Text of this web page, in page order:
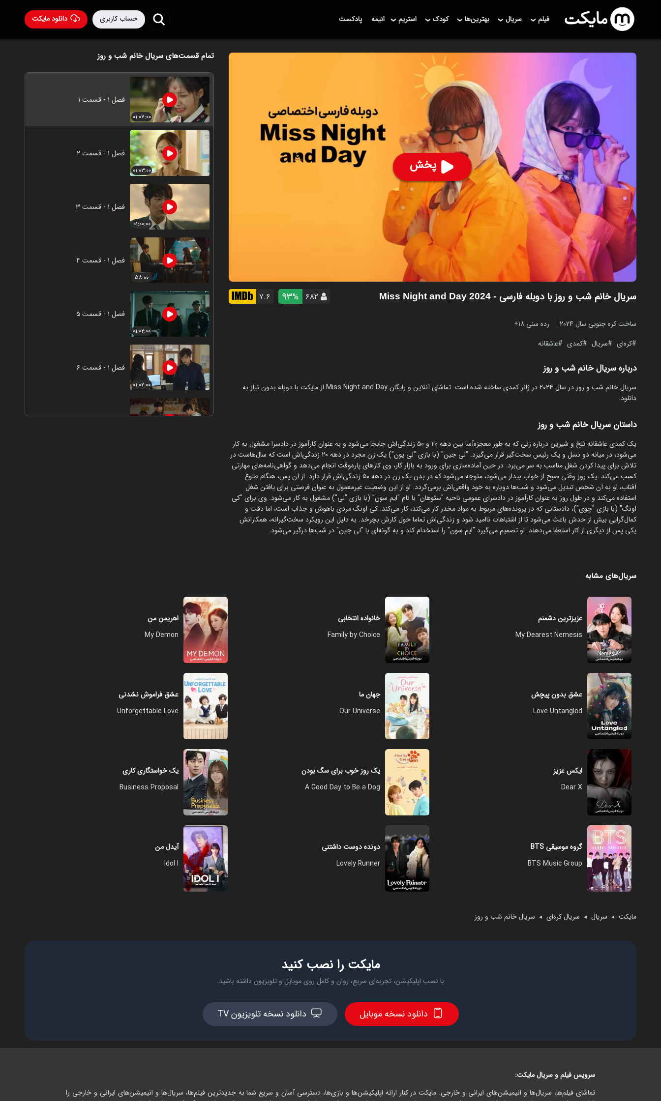
دانلود مایکت حساب کاربری فیلم سریال بهترین‌ها کودک استریم انیمه پادکست
پخش
سریال خانم شب و روز با دوبله فارسی - Miss Night and Day 2024 ۶۸۲ 93% ۷.۶
ساخت کره جنوبی سال 2024
رده سنی ۱۸+
کره‌ای
سریال کمدی عاشقانه
درباره سریال خانم شب و روز
سریال خانم شب و روز در سال 2024 در ژانر کمدی ساخته شده است. تماشای آنلاین و رایگان Miss Night and Day از مایکت با دوبله بدون نیاز به
دانلود.
داستان سریال خانم شب و روز
یک کمدی عاشقانه تلخ و شیرین درباره زنی که به طور معجزه‌آسا بین دهه ۲۰ و ۵۰ زندگی‌اش جابجا می‌شود و به عنوان کارآموز در دادسرا مشغول به کار
می‌شود، در میانه دو نسل و یک رئیس سخت‌گیر قرار می‌گیرد. "لی جین" (با بازی "لی یون") یک زن مجرد در دهه ۲۰ زندگی‌اش است که سال‌هاست در
تلاش برای پیدا کردن شغل مناسب به سر می‌برد. در حین آماده‌سازی برای ورود به بازار کار، وی کارهای پاره‌وقت انجام می‌دهد و گواهی‌نامه‌های مهارتی
کسب می‌کند. یک روز وقتی صبح از خواب بیدار می‌شود، متوجه می‌شود که در بدن یک زن در دهه ۵۰ زندگی‌اش قرار دارد. از آن پس، هنگام طلوع
آفتاب، او به آن شخص تبدیل می‌شود و شب‌ها دوباره به خود واقعی‌اش برمی‌گردد. او از این وضعیت غیرمعمول به عنوان فرصتی برای یافتن شغل
استفاده می‌کند و در طول روز به عنوان کارآموز در دادسرای عمومی ناحیه "سئوهان" با نام "ایم سون" (با بازی "لی") مشغول به کار می‌شود. وی برای "کی
اونگ" (با بازی "چوی")، دادستانی که در پرونده‌های مربوط به مواد مخدر کار می‌کند، کار می‌کند. کی اونگ مردی باهوش و جذاب است، اما دقت و
کمال‌گرایی بیش از حدش باعث می‌شود تا از اشتباهات ناامید شود و زندگی‌اش تماما حول کارش بچرخد. به دلیل این رویکرد سخت‌گیرانه، همکارانش
یکی پس از دیگری از کار استعفا می‌دهند. او تصمیم می‌گیرد "ایم سون" را استخدام کند و به گونه‌ای با "لی جین" در شب‌ها درگیر می‌شود.
تمام قسمت‌های سریال خانم شب و روز
۰۱:۰۷:۰۰
فصل ۱ - قسمت ۱
۰۱:۰۳:۰۰
فصل ۱ - قسمت ۲
۰۱:۰۰:۰۰
فصل ۱ - قسمت ۳
۵۸:۰۰
فصل ۱ - قسمت ۴
۰۱:۰۲:۰۰
فصل ۱ - قسمت ۵
۰۱:۰۲:۰۰
فصل ۱ - قسمت ۶
سریال‌های مشابه
عزیزترین دشمنم
My Dearest Nemesis
خانواده انتخابی
Family by Choice
اهریمن من
My Demon
عشق بدون پیچش
Love Untangled
جهان ما
Our Universe
عشق فراموش نشدنی
Unforgettable Love
ایکس عزیز
Dear X
یک روز خوب برای سگ بودن
A Good Day to Be a Dog
یک خواستگاری کاری
Business Proposal
گروه موسیقی BTS
BTS Music Group
دونده دوست داشتنی
Lovely Runner
آیدل من
Idol I
مایکت ◄ سریال ◄ سریال کره‌ای ◄ سریال خانم شب و روز
مایکت را نصب کنید
با نصب اپلیکیشن، تجربه‌ای سریع، روان و کامل روی موبایل و تلویزیون داشته باشید.
دانلود نسخه موبایل دانلود نسخه تلویزیون TV
سرویس فیلم و سریال مایکت:
تماشای فیلم‌ها، سریال‌ها و انیمیشن‌های ایرانی و خارجی. مایکت در کنار ارائه اپلیکیشن‌ها و بازی‌ها، دسترسی آسان و سریع شما به جدیدترین فیلم‌ها، سریال‌ها و انیمیشن‌های ایرانی و خارجی را